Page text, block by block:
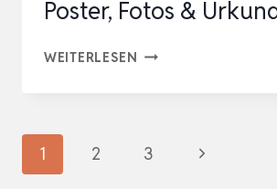
Poster, Fotos &
WEITERLESEN BILDERRAHMEN
GOLD
Seitennavigation
1 2 3
Nächste